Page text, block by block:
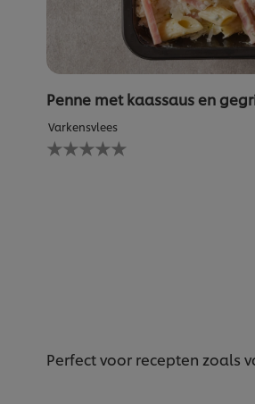
Penne met kaassaus en
Varkensvlees
Geen
beoordelingen
Perfect voor recepten zoals